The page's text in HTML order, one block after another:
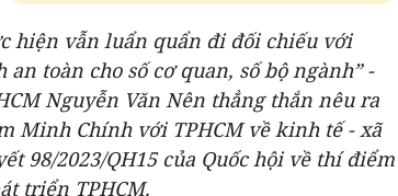
hiện vẫn luẩn quẩn đi đối chiếu với
toàn cho số cơ quan, số bộ ngành” -
Nguyễn Văn Nên thẳng thắn nêu ra
Minh Chính với TPHCM về kinh tế - xã
98/2023/QH15 của Quốc hội về thí điểm
triển TPHCM.